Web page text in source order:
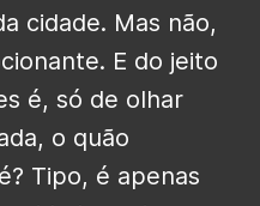
cidade. Mas não,
E do jeito
é, só de olhar
o quão
Tipo, é apenas